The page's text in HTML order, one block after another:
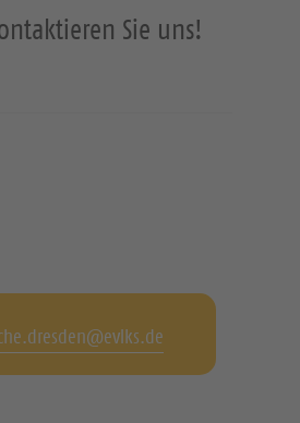
Sie uns!